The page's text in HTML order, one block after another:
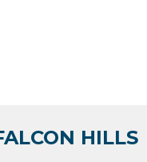
HILLS